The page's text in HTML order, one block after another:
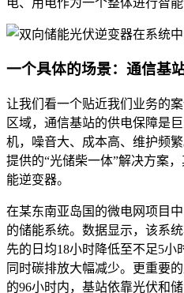
一个具体的场景：通信基
让我们看一个贴近我们业务的
区域，通信基站的供电保障是
机，噪音大、成本高、维护频
提供的“光储柴一体”解决方案
能逆变器。
在某东南亚岛国的微电网项目
的储能系统。数据显示，该系
先的日均18小时降低至不足5小
同时碳排放大幅减少。更重要
的96小时内，基站依靠光伏和